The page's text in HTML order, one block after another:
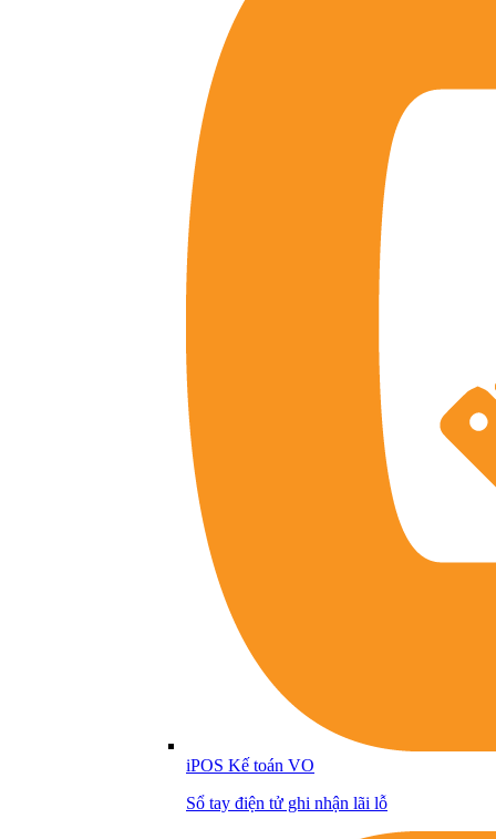
iPOS Kế toán VO
Sổ tay điện tử ghi nhận lãi lỗ